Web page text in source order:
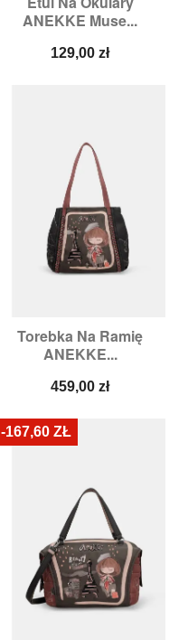
ANEKKE Muse...
Cena
129,00 zł
Torebka Na Ramię
ANEKKE...
Cena
459,00 zł
-167,60 ZŁ